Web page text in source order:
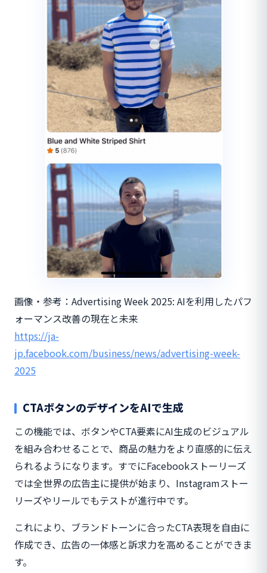
画像・参考：Advertising Week 2025: AIを利用したパフ
ォーマンス改善の現在と未来
https://ja-
jp.facebook.com/business/news/advertising-week-
2025
CTAボタンのデザインをAIで生成
この機能では、ボタンやCTA要素にAI生成のビジュアル
を組み合わせることで、商品の魅力をより直感的に伝え
られるようになります。すでにFacebookストーリーズ
では全世界の広告主に提供が始まり、Instagramストー
リーズやリールでもテストが進行中です。
これにより、ブランドトーンに合ったCTA表現を自由に
作成でき、広告の一体感と訴求力を高めることができま
す。